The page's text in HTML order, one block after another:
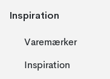
Inspiration
Varemærker
Inspiration